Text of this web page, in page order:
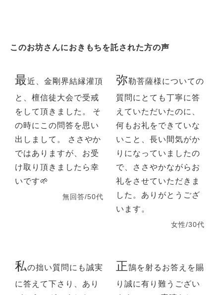
このお坊さんにおきもちを託された方の声
最近、金剛界結縁灌頂
と、檀信徒大会で受戒
をして頂きました。 そ
の時にこの問答を思い
出しまして。 ささやか
ではありますが、お受
け取り頂きましたら幸
いです🌱
無回答/50代
弥勒菩薩様についての
質問にとても丁寧に答
えていただいたのに、
何もお礼をできていな
いこと、長い間気がか
りになっていましたの
で、ささやかながらお
礼をさせていただきま
した。ありがとうござ
います。
女性/30代
私の拙い質問にも誠実
に答えて下さり、あり
正鵠を射るお答えを賜
り誠に有り難うござい